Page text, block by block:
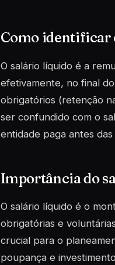
Como identificar
O salário líquido é a
efetivamente, no final
obrigatórios (retenção
ser confundido com o
entidade paga antes
Importância do
O salário líquido é o
obrigatórias e
crucial para o
poupança e